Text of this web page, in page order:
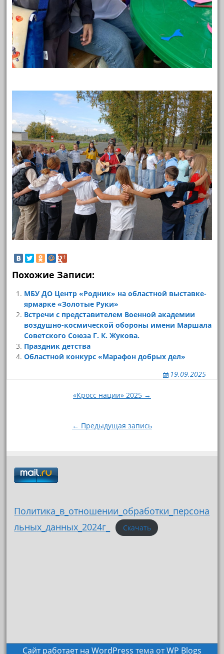
Похожие Записи:
МБУ ДО Центр «Родник» на областной выставке-
ярмарке «Золотые Руки»
Встречи с представителем Военной академии
воздушно-космической обороны имени Маршала
Советского Союза Г. К. Жукова.
Праздник детства
Областной конкурс «Марафон добрых дел»
19.09.2025
«Кросс нации» 2025 →
← Предыдущая запись
Политика_в_отношении_обработки_персона
льных_данных_2024г_
Скачать
Сайт работает на WordPress тема отWP Blogs